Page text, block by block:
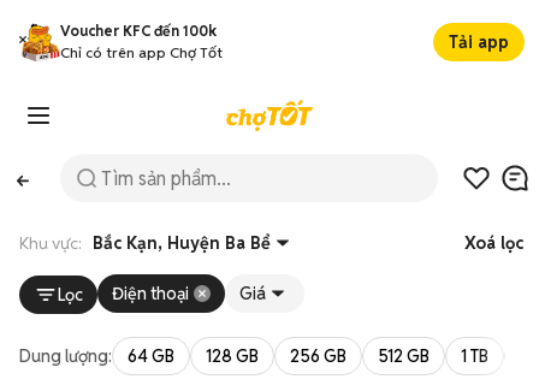
Voucher KFC đến 100k
Chỉ có trên app Chợ Tốt
Tải app
Khu vực: Bắc Kạn, Huyện Ba Bể Xoá lọc
Lọc Điện thoại Giá
Dung lượng: 64 GB 128 GB 256 GB 512 GB 1 TB